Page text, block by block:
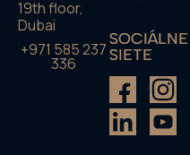
19th floor,
Dubai
+971 585 237
336
SOCIÁLNE
SIETE